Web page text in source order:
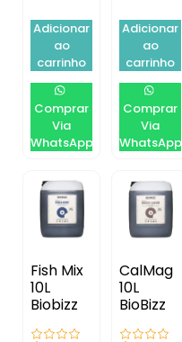
Adicionar
ao
carrinho
Comprar
Via
WhatsApp
Adicionar
ao
carrinho
Comprar
Via
WhatsApp
Fish Mix
10L
Biobizz
CalMag
10L
BioBizz